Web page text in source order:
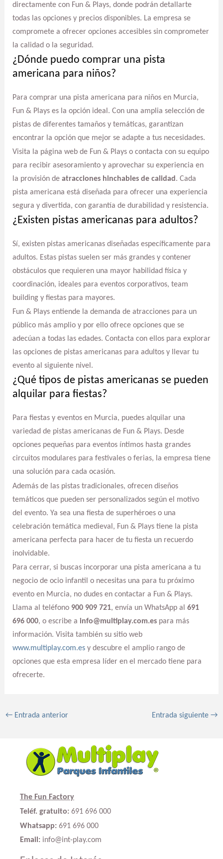
directamente con Fun & Plays, donde podrán detallarte
todas las opciones y precios disponibles. La empresa se
compromete a ofrecer opciones accesibles sin comprometer
la calidad o la seguridad.
¿Dónde puedo comprar una pista
americana para niños?
Para comprar una pista americana para niños en Murcia,
Fun & Plays es la opción ideal. Con una amplia selección de
pistas de diferentes tamaños y temáticas, garantizan
encontrar la opción que mejor se adapte a tus necesidades.
Visita la página web de Fun & Plays o contacta con su equipo
para recibir asesoramiento y aprovechar su experiencia en
la provisión de atracciones hinchables de calidad . Cada
pista americana está diseñada para ofrecer una experiencia
segura y divertida, con garantía de durabilidad y resistencia.
¿Existen pistas americanas para adultos?
Sí, existen pistas americanas diseñadas específicamente para
adultos. Estas pistas suelen ser más grandes y contener
obstáculos que requieren una mayor habilidad física y
coordinación, ideales para eventos corporativos, team
building y fiestas para mayores.
Fun & Plays entiende la demanda de atracciones para un
público más amplio y por ello ofrece opciones que se
adecúan a todas las edades. Contacta con ellos para explorar
las opciones de pistas americanas para adultos y llevar tu
evento al siguiente nivel.
¿Qué tipos de pistas americanas se pueden
alquilar para fiestas?
Para fiestas y eventos en Murcia, puedes alquilar una
variedad de pistas americanas de Fun & Plays. Desde
opciones pequeñas para eventos íntimos hasta grandes
circuitos modulares para festivales o ferias, la empresa tiene
una solución para cada ocasión.
Además de las pistas tradicionales, ofrecen diseños
temáticos que pueden ser personalizados según el motivo
del evento. Ya sea una fiesta de superhéroes o una
celebración temática medieval, Fun & Plays tiene la pista
americana perfecta para hacer de tu fiesta un recuerdo
inolvidable.
Para cerrar, si buscas incorporar una pista americana a tu
negocio de ocio infantil o necesitas una para tu próximo
evento en Murcia, no dudes en contactar a Fun & Plays.
Llama al teléfono 900 909 721, envía un WhatsApp al 691
696 000, o escribe a info@multiplay.com.espara más
información. Visita también su sitio web
www.multiplay.com.esy descubre el amplio rango de
opciones que esta empresa líder en el mercado tiene para
ofrecerte.
←Entrada anterior Entrada siguiente→
The Fun Factory
Teléf. gratuito: 691 696 000
Whatsapp: 691 696 000
Email: info@int-play.com